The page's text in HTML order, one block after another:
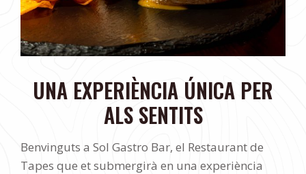
UNA EXPERIÈNCIA ÚNICA PER
ALS SENTITS
Benvinguts a Sol Gastro Bar, el Restaurant de
Tapes que et submergirà en una experiència